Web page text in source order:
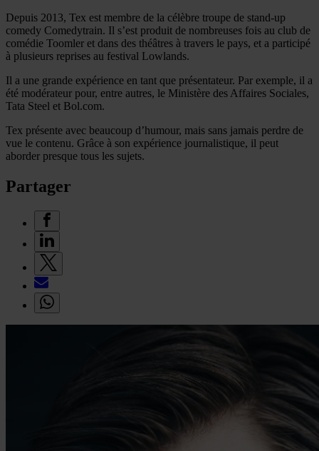
Depuis 2013, Tex est membre de la célèbre troupe de stand-up
comedy Comedytrain. Il s’est produit de nombreuses fois au club de
comédie Toomler et dans des théâtres à travers le pays, et a participé
à plusieurs reprises au festival Lowlands.
Il a une grande expérience en tant que présentateur. Par exemple, il a
été modérateur pour, entre autres, le Ministère des Affaires Sociales,
Tata Steel et Bol.com.
Tex présente avec beaucoup d’humour, mais sans jamais perdre de
vue le contenu. Grâce à son expérience journalistique, il peut
aborder presque tous les sujets.
Partager